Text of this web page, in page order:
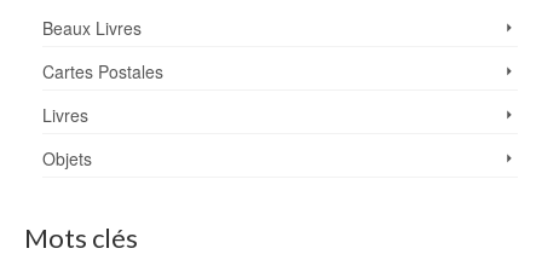
Beaux Livres
Cartes Postales
Livres
Objets
Mots clés